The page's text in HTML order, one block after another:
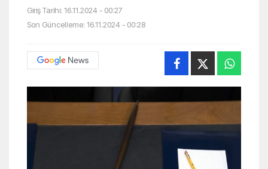
Giriş Tarihi: 16.11.2024 - 00:27
Son Güncelleme: 16.11.2024 - 00:28